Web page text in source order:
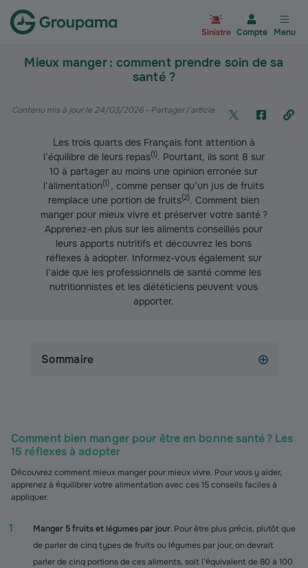
Sinistre Compte Menu
Mieux manger : comment prendre soin de sa
santé ?
Contenu mis à jour le 24/03/2026- Partager l'article
Les trois quarts des Français font attention à
l’équilibre de leurs repas(1). Pourtant, ils sont 8 sur
10 à partager au moins une opinion erronée sur
l’alimentation(1) , comme penser qu’un jus de fruits
remplace une portion de fruits(2). Comment bien
manger pour mieux vivre et préserver votre santé ?
Apprenez-en plus sur les aliments conseillés pour
leurs apports nutritifs et découvrez les bons
réflexes à adopter. Informez-vous également sur
l’aide que les professionnels de santé comme les
nutritionnistes et les diététiciens peuvent vous
apporter.
Sommaire
Comment bien manger pour être en bonne santé ? Les
15 réflexes à adopter
Découvrez comment mieux manger pour mieux vivre. Pour vous y aider,
apprenez à équilibrer votre alimentation avec ces 15 conseils faciles à
appliquer.
Manger 5 fruits et légumes par jour. Pour être plus précis, plutôt que
de parler de cinq types de fruits ou légumes par jour, on devrait
parler de cinq portions de ces aliments, soit l’équivalent de 80 à 100